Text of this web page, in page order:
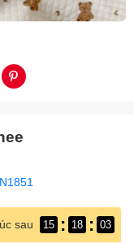
sau 15 : 18 : 02